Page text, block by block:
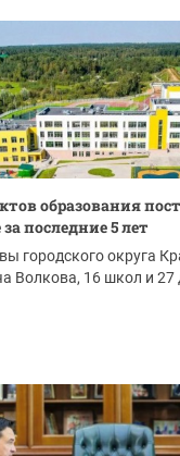
образования
последние 5 лет
городского округа
Волкова, 16 школ и 27